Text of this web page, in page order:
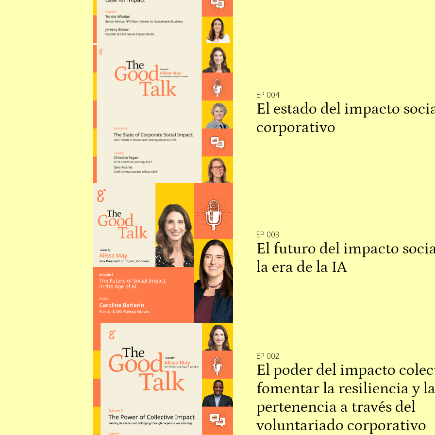
EP 004
El estado del impacto
corporativo
EP 003
El futuro del impacto
la era de la IA
EP 002
El poder del impacto
fomentar la resiliencia y la
pertenencia a través del
voluntariado corporativo